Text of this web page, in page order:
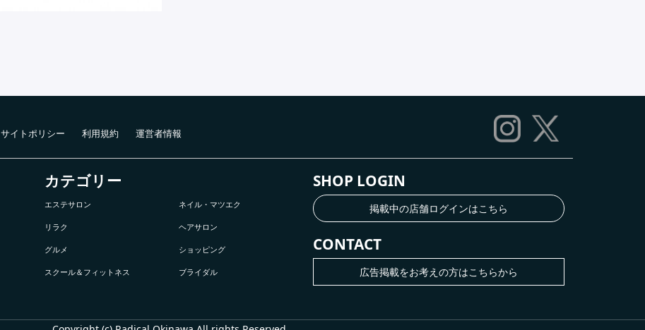
サイトポリシー 利用規約 運営者情報
カテゴリー
エステサロン ネイル・マツエク
リラク ヘアサロン
グルメ ショッピング
スクール＆フィットネス ブライダル
SHOP LOGIN
掲載中の店舗ログインはこちら
CONTACT
広告掲載をお考えの方はこちらから